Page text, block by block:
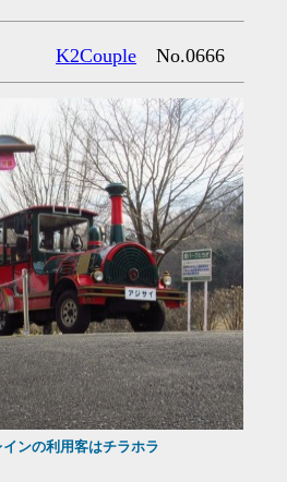
K2Couple No.0666
ンの利用客はチラホラ